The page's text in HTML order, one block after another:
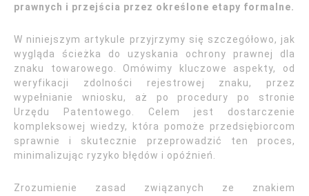
prawnych i przejścia przez określone etapy formalne.
W niniejszym artykule przyjrzymy się szczegółowo, jak
wygląda ścieżka do uzyskania ochrony prawnej dla
znaku towarowego. Omówimy kluczowe aspekty, od
weryfikacji zdolności rejestrowej znaku, przez
wypełnianie wniosku, aż po procedury po stronie
Urzędu Patentowego. Celem jest dostarczenie
kompleksowej wiedzy, która pomoże przedsiębiorcom
sprawnie i skutecznie przeprowadzić ten proces,
minimalizując ryzyko błędów i opóźnień.
Zrozumienie zasad związanych ze znakiem